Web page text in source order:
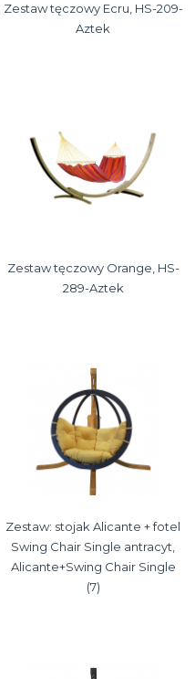
Zestaw tęczowy Ecru, HS-209-
Aztek
Zestaw tęczowy Orange, HS-
289-Aztek
Zestaw: stojak Alicante + fotel
Swing Chair Single antracyt,
Alicante+Swing Chair Single
(7)